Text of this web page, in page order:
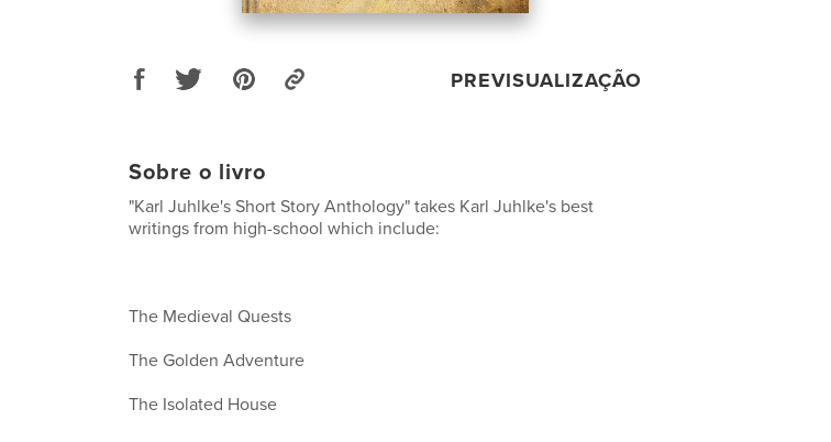
PREVISUALIZAÇÃO
Sobre o livro
"Karl Juhlke's Short Story Anthology" takes Karl Juhlke's best
writings from high-school which include:
The Medieval Quests
The Golden Adventure
The Isolated House